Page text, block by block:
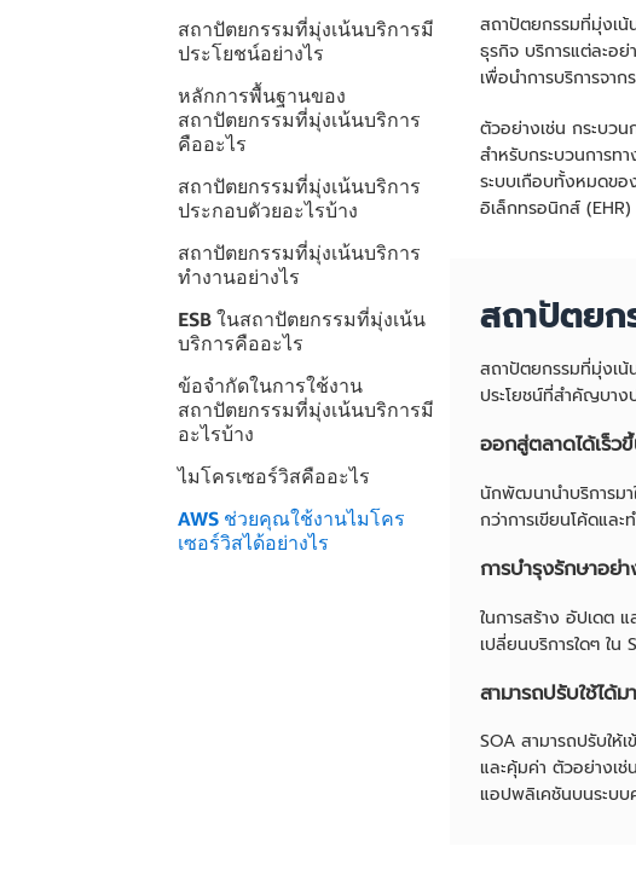
สถาปัตยกรรมที่มุ่งเน้นบริการมี
ประโยชน์อย่างไร
หลักการพื้นฐานของ
สถาปัตยกรรมที่มุ่งเน้นบริการ
คืออะไร
สถาปัตยกรรมที่มุ่งเน้นบริการ
ประกอบดัวยอะไรบ้าง
สถาปัตยกรรมที่มุ่งเน้นบริการ
ทำงานอย่างไร
ESB ในสถาปัตยกรรมที่มุ่งเน้น
บริการคืออะไร
ข้อจำกัดในการใช้งาน
สถาปัตยกรรมที่มุ่งเน้นบริการมี
อะไรบ้าง
ไมโครเซอร์วิสคืออะไร
AWS ช่วยคุณใช้งานไมโคร
เซอร์วิสได้อย่างไร
สถาปัตยกรรมที่มุ่งเน้
ธุรกิจ บริการแต่ละอ
เพื่อนำการบริการจา
ตัวอย่างเช่น กระบว
สำหรับกระบวนการท
ระบบเกือบทั้งหมดขอ
อิเล็กทรอนิกส์ (EHR)
สถาปัตยก
สถาปัตยกรรมที่มุ่งเน้
ประโยชน์ที่สำคัญบาง
ออกสู่ตลาดได้เร็ว
นักพัฒนานำบริการมา
กว่าการเขียนโค้ดแล
การบำรุงรักษาอย่
ในการสร้าง อัปเดต
เปลี่ยนบริการใดๆ ใน
สามารถปรับใช้ได้ม
SOA สามารถปรับใ
และคุ้มค่า ตัวอย่างเ
แอปพลิเคชันบนระบบ